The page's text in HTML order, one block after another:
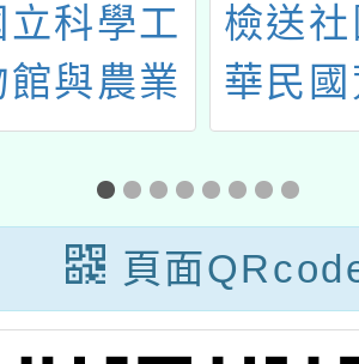
社團法人中
國荒野保護
辦理「多元
境教育推廣講
」及「地球影
展」簡介
師
頁面